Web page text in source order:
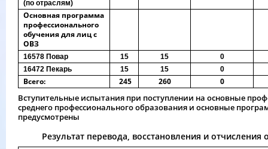
(по отраслям)
Основная программа
профессионального
обучения для лиц с
ОВЗ
16578 Повар 15 15
0
16472 Пекарь
15 15 0
Всего: 245 260 0
Вступительные испытания при поступлении на основные
среднего профессионального образования и основные
предусмотрены
Результат перевода, восстановления и